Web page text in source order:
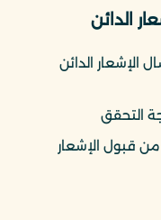
الدائن
الإشعار الدائن
التحقق
من قبول الإشعار